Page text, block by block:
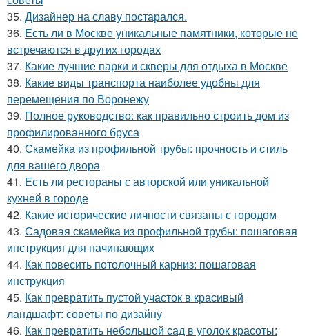
35. Дизайнер на славу постарался.
36. Есть ли в Москве уникальные памятники, которые не
встречаются в других городах
37. Какие лучшие парки и скверы для отдыха в Москве
38. Какие виды транспорта наиболее удобны для
перемещения по Воронежу
39. Полное руководство: как правильно строить дом из
профилированного бруса
40. Скамейка из профильной трубы: прочность и стиль
для вашего двора
41. Есть ли рестораны с авторской или уникальной
кухней в городе
42. Какие исторические личности связаны с городом
43. Садовая скамейка из профильной трубы: пошаговая
инструкция для начинающих
44. Как повесить потолочный карниз: пошаговая
инструкция
45. Как превратить пустой участок в красивый
ландшафт: советы по дизайну
46. Как превратить небольшой сад в уголок красоты: